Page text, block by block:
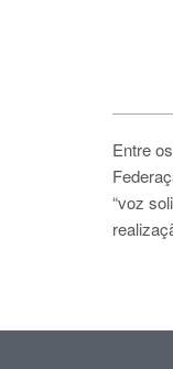
Entre
“voz